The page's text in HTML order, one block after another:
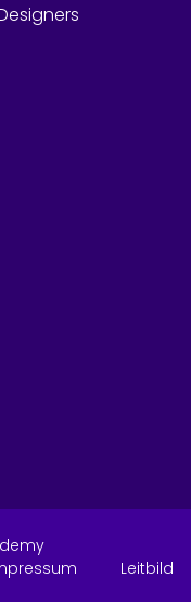
Leitbild